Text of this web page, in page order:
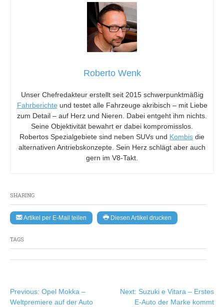
SHARING
Artikel per E-Mail teilen Diesen Artikel drucken
TAGS
Roberto Wenk
Unser Chefredakteur erstellt seit 2015 schwerpunktmäßig
Fahrberichte und testet alle Fahrzeuge akribisch – mit Liebe
zum Detail – auf Herz und Nieren. Dabei entgeht ihm nichts.
Seine Objektivität bewahrt er dabei kompromisslos.
Robertos Spezialgebiete sind neben SUVs und Kombis die
alternativen Antriebskonzepte. Sein Herz schlägt aber auch
gern im V8-Takt.
Beitragsnavigation
Previous: Opel Mokka –
Weltpremiere auf der Auto
Next: Suzuki e Vitara – Erstes
E-Auto der Marke kommt